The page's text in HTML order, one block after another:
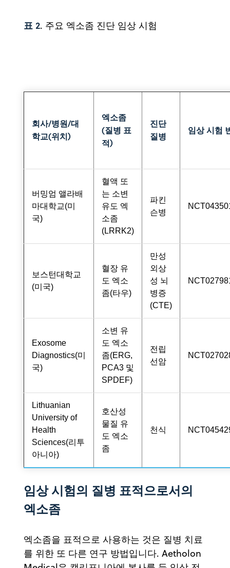
표 2. 주요 엑소좀 진단 임상 시험
회사/병원/대
학교(위치)
엑소좀
(질병 표
적)
진단
질병
임상 시험
버밍엄 앨라배
마대학교(미
국)
혈액 또
는 소변
유도 엑
소좀
(LRRK2)
파킨
슨병
보스턴대학교
(미국)
혈장 유
도 엑소
좀(타우)
만성
외상
성 뇌
병증
(CTE)
Exosome
Diagnostics(미
국)
소변 유
도 엑소
좀(ERG,
PCA3 및
SPDEF)
전립
선암
Lithuanian
University of
Health
Sciences(리투
아니아)
호산성
물질 유
도 엑소
좀
천식
임상 시험의 질병 표적으로서의
엑소좀
엑소좀을 표적으로 사용하는 것은 질병 치료
를 위한 또 다른 연구 방법입니다. Aetholon